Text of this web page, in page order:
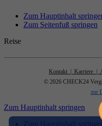
Zum Hauptinhalt
Zum Seitenfuß springen
Reise
Kontakt | Karriere |
© 2026 CHECK24
zur
Zum Hauptinhalt springen
Zum Hauptinhalt